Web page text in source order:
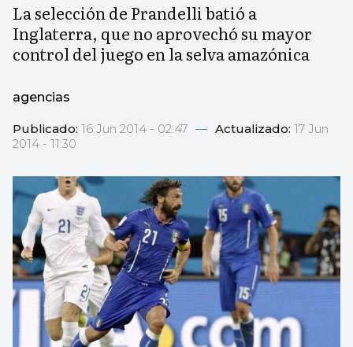
La selección de Prandelli batió a
Inglaterra, que no aprovechó su mayor
control del juego en la selva amazónica
agencias
Publicado: 16 Jun 2014 - 02:47 — Actualizado: 17 Jun
2014 - 11:30